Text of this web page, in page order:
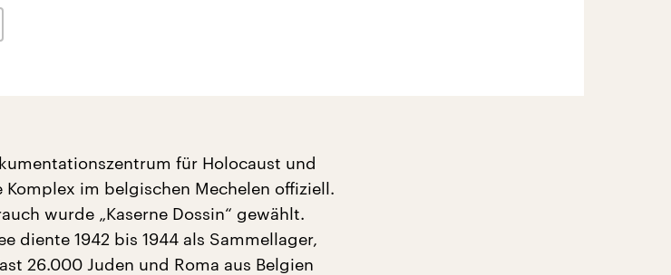
für Holocaust und
Komplex im belgischen Mechelen offiziell.
wurde „Kaserne Dossin“ gewählt.
diente 1942 bis 1944 als Sammellager,
26.000 Juden und Roma aus Belgien